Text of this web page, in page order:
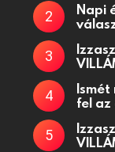
Napi
Ismét
fel